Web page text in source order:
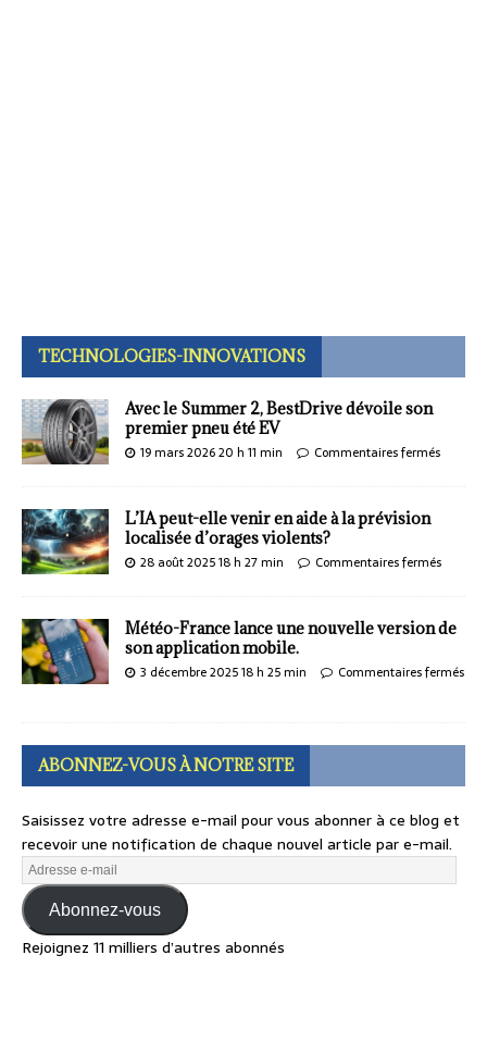
TECHNOLOGIES-INNOVATIONS
Avec le Summer 2, BestDrive dévoile son
premier pneu été EV
19 mars 2026 20 h 11 min Commentaires fermés
L’IA peut-elle venir en aide à la prévision
localisée d’orages violents?
28 août 2025 18 h 27 min Commentaires fermés
Météo-France lance une nouvelle version de
son application mobile.
3 décembre 2025 18 h 25 min Commentaires fermés
ABONNEZ-VOUS À NOTRE SITE
Saisissez votre adresse e-mail pour vous abonner à ce blog et
recevoir une notification de chaque nouvel article par e-mail.
Abonnez-vous
Rejoignez 11 milliers d’autres abonnés